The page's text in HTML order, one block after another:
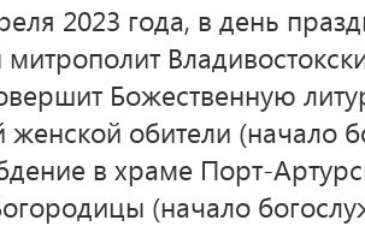
2023 года, в день
Божественную
обители (начало
в храме Порт-
(начало